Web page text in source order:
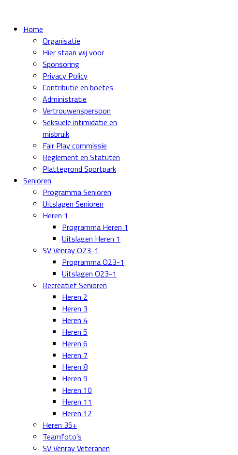
Home
Organisatie
Hier staan wij voor
Sponsoring
Privacy Policy
Contributie en boetes
Administratie
Vertrouwenspersoon
Seksuele intimidatie en
misbruik
Fair Play commissie
Reglement en Statuten
Plattegrond Sportpark
Senioren
Programma Senioren
Uitslagen Senioren
Heren 1
Programma Heren 1
Uitslagen Heren 1
SV Venray O23-1
Programma O23-1
Uitslagen O23-1
Recreatief Senioren
Heren 2
Heren 3
Heren 4
Heren 5
Heren 6
Heren 7
Heren 8
Heren 9
Heren 10
Heren 11
Heren 12
Heren 35+
Teamfoto's
SV Venray Veteranen